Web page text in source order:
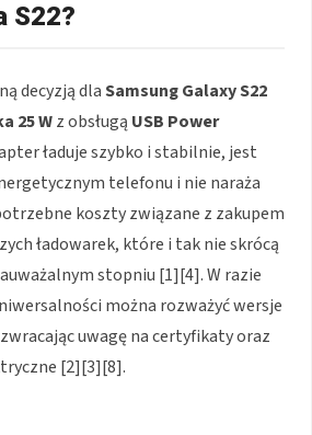
S22?
decyzją dlaSamsung Galaxy S22
25 Wz obsługą USB Power
ładuje szybko i stabilnie, jest
telefonu i nie naraża
koszty związane z zakupem
ładowarek, które i tak nie skrócą
stopniu [1][4]. W razie
można rozważyć wersje
uwagę na certyfikaty oraz
[2][3][8].